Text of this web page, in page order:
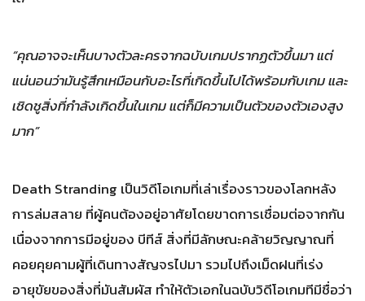
“คุณอาจจะเห็นบางตัวละครจากฉบับเกมปรากฏตัวขึ้นมา แต่
แน่นอนว่ามันรู้สึกเหมือนกับอะไรที่เกิดขึ้นไปได้พร้อมกับเกม และ
เชิดชูสิ่งที่กำลังเกิดขึ้นในเกม แต่ก็มีความเป็นตัวของตัวเองสูง
มาก”
Death Stranding เป็นวิดีโอเกมที่เล่าเรื่องราวของโลกหลัง
การล่มสลาย ที่ผู้คนต้องอยู่อาศัยโดยขาดการเชื่อมต่อจากกัน
เนื่องจากการมีอยู่ของ บีทีส์ สิ่งที่มีลักษณะคล้ายวิญญาณที่
คอยคุยคามผู้ที่เดินทางสัญจรไปมา รวมไปถึงเม็ดฝนที่เร่ง
อายุขัยของสิ่งที่มันสัมผัส ทำให้ตัวเอกในฉบับวิดีโอเกมทีมีชื่อว่า